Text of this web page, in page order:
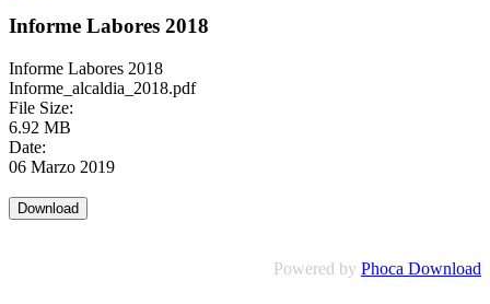
Informe Labores 2018
Informe Labores 2018
Informe_alcaldia_2018.pdf
File Size:
6.92 MB
Date:
06 Marzo 2019
Powered by Phoca Download